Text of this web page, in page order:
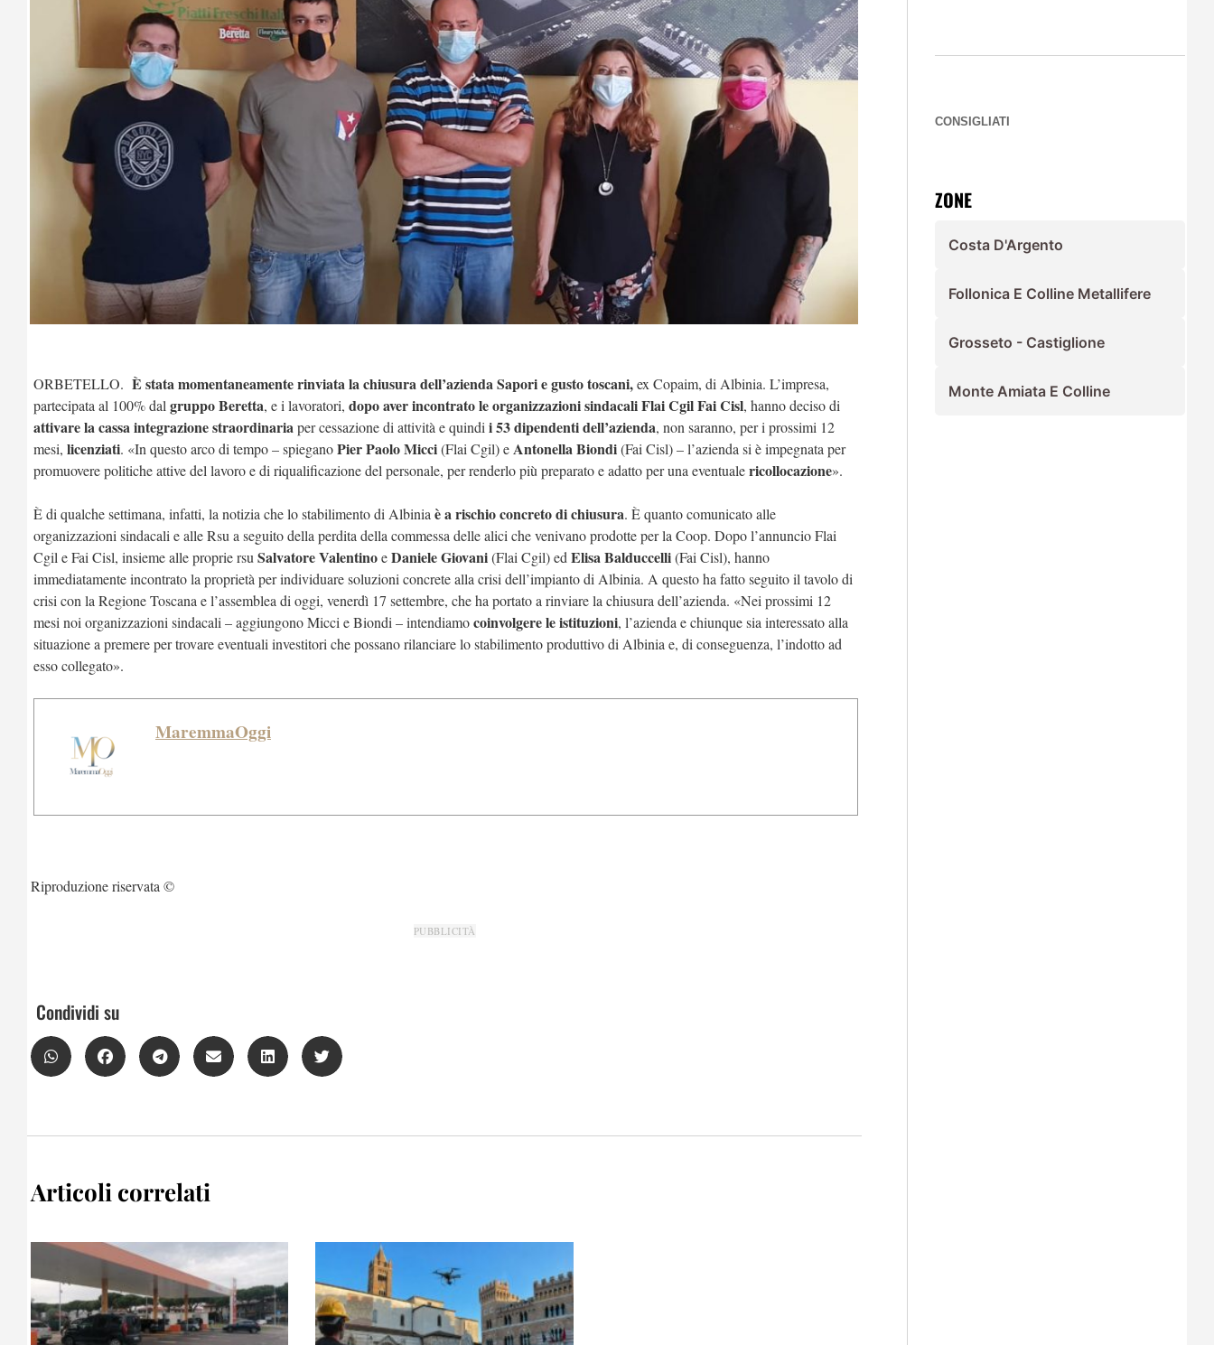
ORBETELLO. È stata momentaneamente rinviata la chiusura dell’azienda Sapori e gusto toscani,ex Copaim, di Albinia. L’impresa,
partecipata al 100% dal gruppo Beretta, e i lavoratori, dopo aver incontrato le organizzazioni sindacali Flai Cgil Fai Cisl, hanno deciso di
attivare la cassa integrazione straordinariaper cessazione di attività e quindi i 53 dipendenti dell’azienda, non saranno, per i prossimi 12
mesi, licenziati. «In questo arco di tempo – spieganoPier Paolo Micci(Flai Cgil) eAntonella Biondi(Fai Cisl) – l’azienda si è impegnata per
promuovere politiche attive del lavoro e di riqualificazione del personale, per renderlo più preparato e adatto per una eventualericollocazione».
È di qualche settimana, infatti, la notizia che lo stabilimento di Albinia è a rischio concreto di chiusura. È quanto comunicato alle
organizzazioni sindacali e alle Rsu a seguito della perdita della commessa delle alici che venivano prodotte per la Coop. Dopo l’annuncio Flai
Cgil e Fai Cisl, insieme alle proprie rsu Salvatore ValentinoeDaniele Giovani(Flai Cgil) ed Elisa Balduccelli(Fai Cisl), hanno
immediatamente incontrato la proprietà per individuare soluzioni concrete alla crisi dell’impianto di Albinia. A questo ha fatto seguito il tavolo di
crisi con la Regione Toscana e l’assemblea di oggi, venerdì 17 settembre, che ha portato a rinviare la chiusura dell’azienda. «Nei prossimi 12
mesi noi organizzazioni sindacali – aggiungono Micci e Biondi – intendiamocoinvolgere le istituzioni, l’azienda e chiunque sia interessato alla
situazione a premere per trovare eventuali investitori che possano rilanciare lo stabilimento produttivo di Albinia e, di conseguenza, l’indotto ad
esso collegato».
MaremmaOggi
Riproduzione riservata ©
PUBBLICITÀ
Condividi su
Articoli correlati
CONSIGLIATI
ZONE
Costa D'Argento
Follonica E Colline Metallifere
Grosseto - Castiglione
Monte Amiata E Colline